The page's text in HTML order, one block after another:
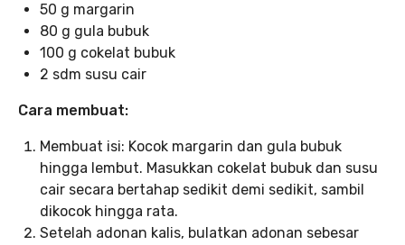
50 g margarin
80 g gula bubuk
100 g cokelat bubuk
2 sdm susu cair
Cara membuat:
Membuat isi: Kocok margarin dan gula bubuk
hingga lembut. Masukkan cokelat bubuk dan susu
cair secara bertahap sedikit demi sedikit, sambil
dikocok hingga rata.
Setelah adonan kalis, bulatkan adonan sebesar